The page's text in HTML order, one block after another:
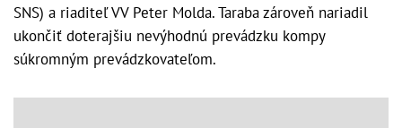
SNS) a riaditeľ VV Peter Molda. Taraba zároveň nariadil
ukončiť doterajšiu nevýhodnú prevádzku kompy
súkromným prevádzkovateľom.